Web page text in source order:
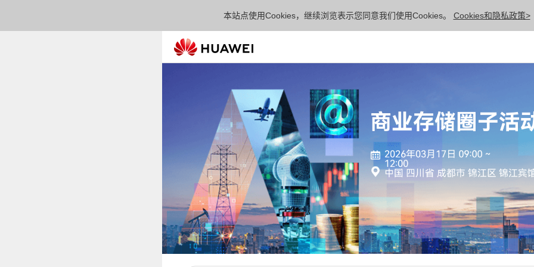
本站点使用Cookies，继续浏览表示您同意我们使用Cookies。 Cookies和隐私政策>